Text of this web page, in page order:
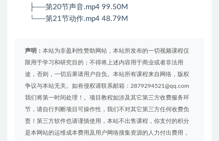
├──第20节声音.mp4 99.50M
└──第21节动作.mp4 48.79M
声明： 本站为非盈利性赞助网站，本站所发布的一切视频课程仅
限用于学习和研究目的；不得将上述内容用于商业或者非法用
途，否则，一切后果请用户自负。本站所有课程来自网络，版权
争议与本站无关。如有侵权请联系邮箱：2879294521@qq.com
我们将第一时间处理！。项目教程如涉及其它第三方收费服务环
节，请自行判断项目可操作性，我们不对其它第三方任何收费负
责！第三方软件也请谨慎使用，本站不出售课程，你支付的积分
是本网站的运维成本费用及用户网络搜集资源的人力付出费用，